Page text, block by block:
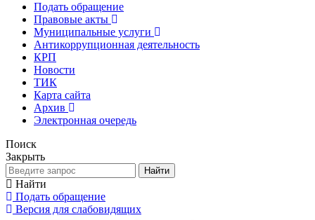
Подать обращение
Правовые акты
Муниципальные услуги
Антикоррупционная деятельность
КРП
Новости
ТИК
Карта сайта
Архив
Электронная очередь
Поиск
Закрыть
Найти
Найти
Подать обращение
Версия для слабовидящих